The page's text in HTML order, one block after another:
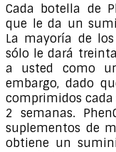
Cada botella de
que le da un
La mayoría de
sólo le dará
a usted como
embargo, dado
comprimidos
2 semanas.
suplementos de
obtiene un